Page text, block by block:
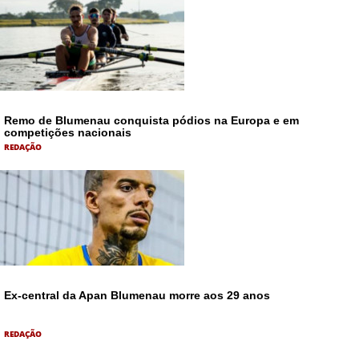
Remo de Blumenau conquista pódios na Europa e em
competições nacionais
REDAÇÃO
Ex-central da Apan Blumenau morre aos 29 anos
REDAÇÃO